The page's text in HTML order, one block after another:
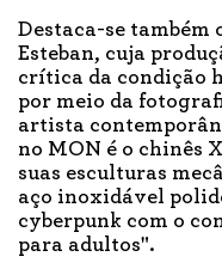
Destaca-se
Esteban, cuja
crítica da condição
por meio da
artista
no MON é o chinês
suas esculturas
aço inoxidável
cyberpunk com o
para adultos".